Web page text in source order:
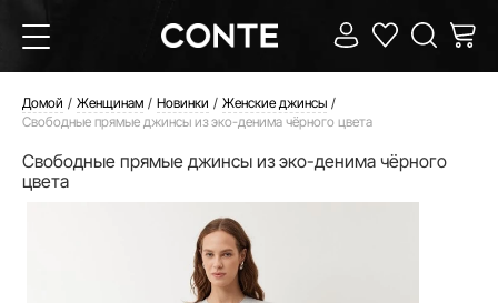
Домой Женщинам Новинки
Женские джинсы
Свободные прямые джинсы из эко-денима чёрного цвета
Свободные прямые джинсы из эко-денима чёрного
цвета